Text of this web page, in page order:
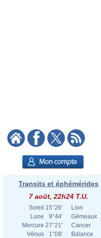
Transits et éphémérides
7 août, 22h24 T.U.
Soleil 15°26'
Lion
Lune
9°44'
Gémeaux
Mercure 27°21'
Cancer
Vénus
1°08'
Balance